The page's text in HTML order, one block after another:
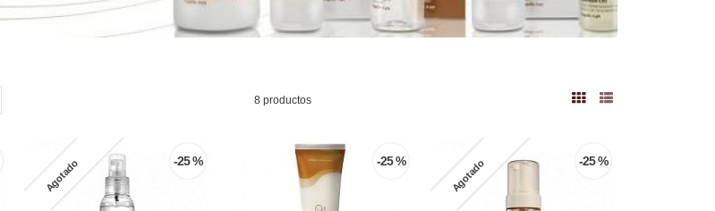
8 productos
Agotado -25 % -25 % Agotado -25 %